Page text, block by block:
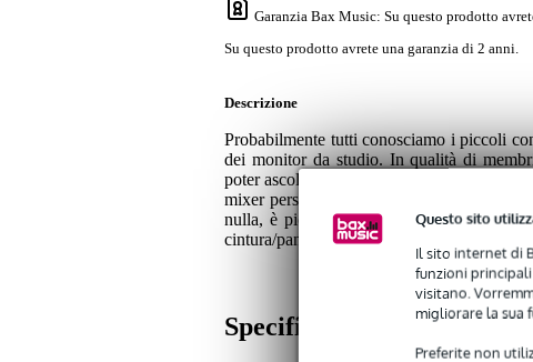
Questo sito
Il sito internet di
funzioni
visitano.
migliorare la sua
Preferite non
Garanzia Bax Music: Su questo prodotto
Su questo prodotto avrete una garanzia di 2 anni.
Descrizione
Probabilmente tutti conosciamo i piccoli
dei monitor da studio. In qualità di
poter ascoltare esattamente ciò che volete
mixer personale. In questo caso, vi
nulla, è piccolo, non richiede batterie, il
cintura/pantaloni. Cosa si può volere di più...
Specifiche